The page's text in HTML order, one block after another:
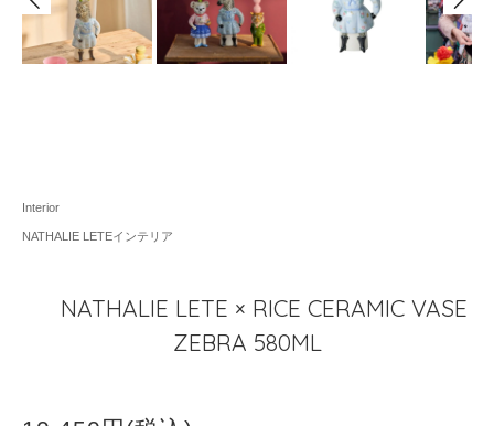
Interior
NATHALIE LETEインテリア
NATHALIE LETE × RICE CERAMIC VASE
ZEBRA 580ML